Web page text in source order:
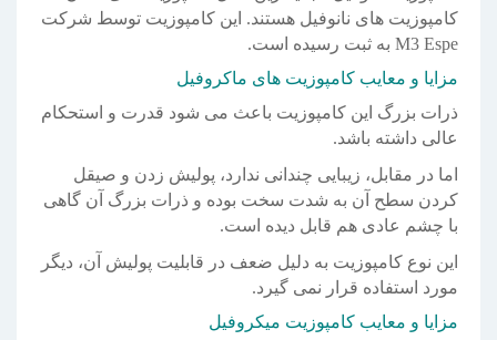
کامپوزیت های نانوفیل هستند. این کامپوزیت توسط شرکت
M3 Espe به ثبت رسیده است.
مزایا و معایب کامپوزیت های ماکروفیل
ذرات بزرگ این کامپوزیت باعث می شود قدرت و استحکام
عالی داشته باشد.
اما در مقابل، زیبایی چندانی ندارد، پولیش زدن و صیقل
کردن سطح آن به شدت سخت بوده و ذرات بزرگ آن گاهی
با چشم عادی هم قابل دیده است.
این نوع کامپوزیت به دلیل ضعف در قابلیت پولیش آن، دیگر
مورد استفاده قرار نمی گیرد.
مزایا و معایب کامپوزیت میکروفیل